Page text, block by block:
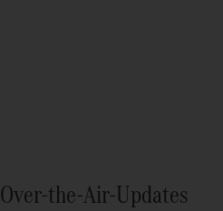
Over-the-Air-Updates